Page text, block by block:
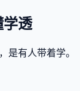
学透
是有人带着学。